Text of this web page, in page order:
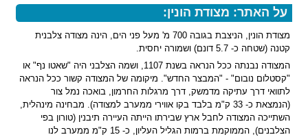
על האתר: מצודת הונין:
מצודת הונין, הניצבת בגובה 700 מ' מעל פני הים, הינה מצודה צלבנית
קטנה (שטחה כ- 5.7 דונם) ושמורה יחסית.
המצודה נבנתה ככל הנראה בשנת 1107, ושמה הצלבני היה "שאטו נף" או
"קסטלום נובום" - "המבצר החדש". מיקומה של המצודה קשור ככל הנראה
לתוואי דרך עתיקה מדמשק, דרך מרגלות החרמון, בואכה נמל צור
(הנמצאת כ- 33 ק"מ בלבד בקו אווירי ממערב למצודה). מבחינה מינהלית,
השתייכה המצודה לחבל ארץ שבירתו הייתה העיירה תיבנין (טורון בפי
הצלבנים), הממוקמת ברמות הגליל העליון, כ- 15 ק"מ ממערב לנו